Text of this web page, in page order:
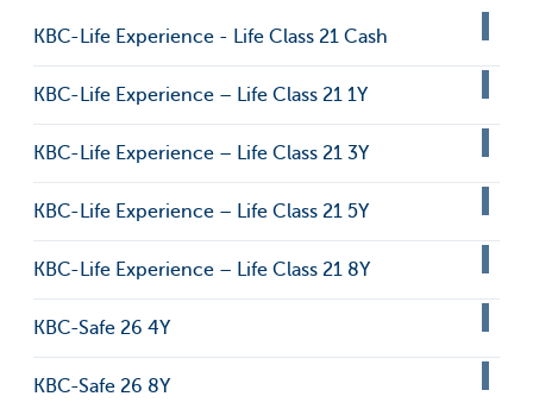
KBC-Life Experience - Life Class 21 Cash
KBC-Life Experience – Life Class 21 1Y
KBC-Life Experience – Life Class 21 3Y
KBC-Life Experience – Life Class 21 5Y
KBC-Life Experience – Life Class 21 8Y
KBC-Safe 26 4Y
KBC-Safe 26 8Y